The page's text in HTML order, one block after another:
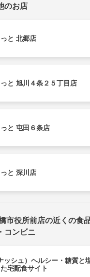
のお店
と 北郷店
と 旭川４条２５丁目店
と 屯田６条店
と 深川店
市役所前店の近くの食
コンビニ
ッシュ）ヘルシー・糖質と
宅配食サイト